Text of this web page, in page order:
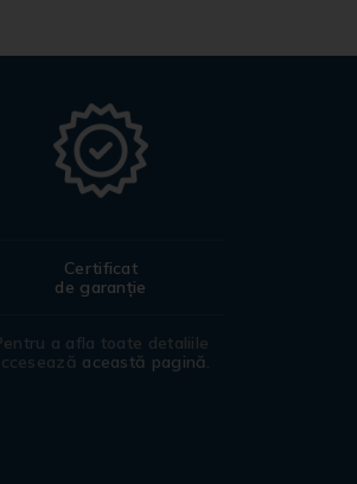
Certificat
de garanție
a afla toate detaliile
această pagină.